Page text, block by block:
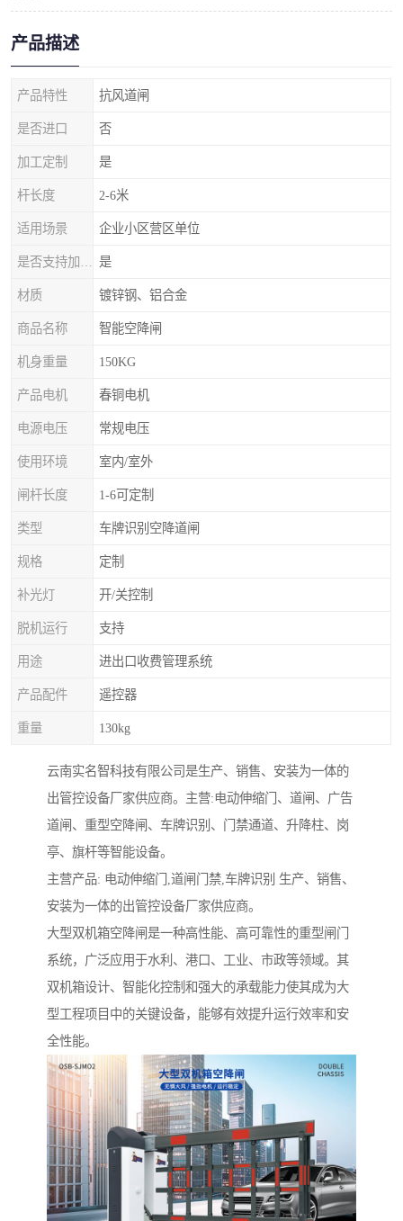
产品描述
产品特性 抗风道闸
是否进口 否
加工定制 是
杆长度 2-6米
适用场景 企业小区营区单位
是
材质 镀锌钢、铝合金
商品名称 智能空降闸
机身重量 150KG
产品电机 春铜电机
电源电压 常规电压
使用环境 室内/室外
闸杆长度 1-6可定制
类型 车牌识别空降道闸
规格 定制
补光灯 开/关控制
脱机运行 支持
用途 进出口收费管理系统
产品配件 遥控器
重量 130kg
云南实名智科技有限公司是生产、销售、安装为一体的
出管控设备厂家供应商。主营:电动伸缩门、道闸、广告
道闸、重型空降闸、车牌识别、门禁通道、升降柱、岗
亭、旗杆等智能设备。
主营产品: 电动伸缩门,道闸门禁,车牌识别 生产、销售、
安装为一体的出管控设备厂家供应商。
大型双机箱空降闸是一种高性能、高可靠性的重型闸门
系统，广泛应用于水利、港口、工业、市政等领域。其
双机箱设计、智能化控制和强大的承载能力使其成为大
型工程项目中的关键设备，能够有效提升运行效率和安
全性能。